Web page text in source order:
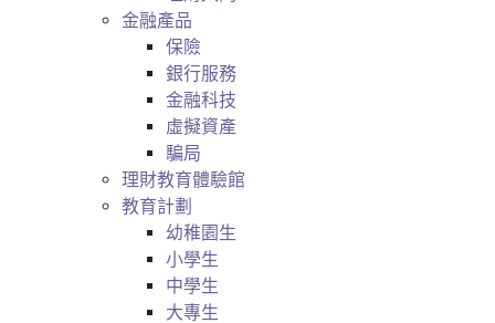
金融產品
保險
銀行服務
金融科技
虛擬資產
騙局
理財教育體驗館
教育計劃
幼稚園生
小學生
中學生
大專生